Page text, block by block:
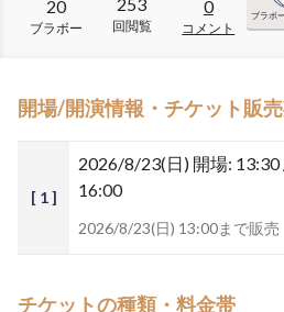
20
ブラボー 回閲覧
0
コメント
ブラボ
開場/開演情報・チケット販
[ 1 ]
2026/8/23(日) 開場:
16:00
2026/8/23(日) 13:00まで販売
チケットの種類・料金帯